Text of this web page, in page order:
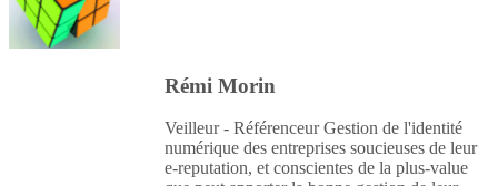
Rémi Morin
Veilleur - Référenceur Gestion de l'identité
numérique des entreprises soucieuses de leur
e-reputation, et conscientes de la plus-value